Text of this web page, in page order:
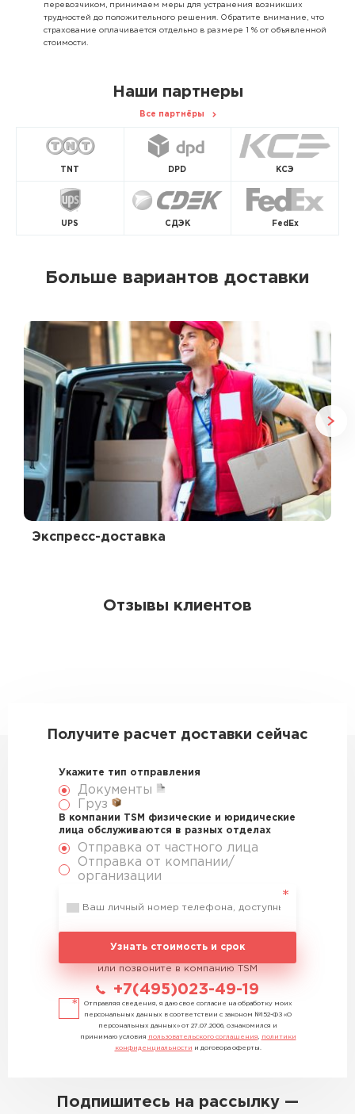
перевозчиком, принимаем меры для устранения возникших
трудностей до положительного решения. Обратите внимание, что
страхование оплачивается отдельно в размере 1 % от объявленной
стоимости.
Наши партнеры
Все партнёры
TNT DPD КСЭ
UPS СДЭК FedEx
Больше вариантов доставки
Экспресс-доставка
Отзывы клиентов
Получите расчет доставки сейчас
Укажите тип отправления
Документы
Груз
В компании TSM физические и юридические
лица обслуживаются в разных отделах
Отправка от частного лица
Отправка от компании/
организации
Узнать стоимость и срок
или позвоните в компанию TSM
+7(495)023-49-19
Отправляя сведения, я даю свое согласие на обработку моих
персональных данных в соответствии с законом №152-ФЗ «О
персональных данных» от 27.07.2006, ознакомился и
принимаю условия пользовательского соглашения
политики
конфиденциальности и договора оферты.
Подпишитесь на рассылку —